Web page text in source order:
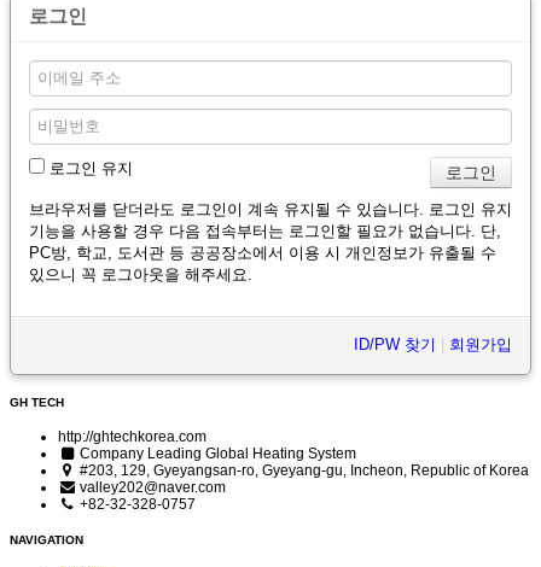
로그인
로그인 유지
브라우저를 닫더라도 로그인이 계속 유지될 수 있습니다. 로그인 유지
기능을 사용할 경우 다음 접속부터는 로그인할 필요가 없습니다. 단,
PC방, 학교, 도서관 등 공공장소에서 이용 시 개인정보가 유출될 수
있으니 꼭 로그아웃을 해주세요.
ID/PW 찾기 회원가입
GH TECH
http://ghtechkorea.com
Company Leading Global Heating System
#203, 129, Gyeyangsan-ro, Gyeyang-gu, Incheon, Republic of Korea
valley202@naver.com
+82-32-328-0757
NAVIGATION